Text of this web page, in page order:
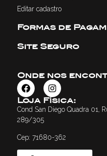
Editar cadastro
Formas de
Site Seguro
Onde nos
Loja Física:
Cond San Diego Quadra 01,
289/305
Cep: 71680-362